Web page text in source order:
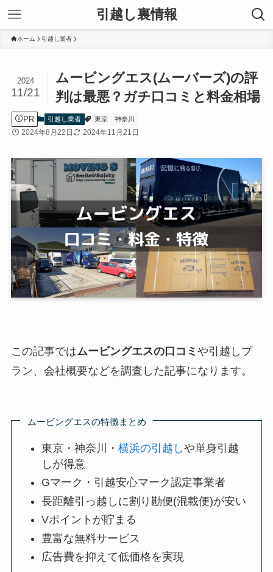
引越し裏情報
ホーム 引越し業者
ムービングエス(ムーバーズ)の評
判は最悪？ガチ口コミと料金相場
2024
11/21
PR 引越し業者 東京 神奈川
2024年8月22日 2024年11月21日
この記事ではムービングエスの口コミ や引越しプ
ラン、会社概要などを調査した記事になります。
ムービングエスの特徴まとめ
東京・神奈川・横浜の引越しや単身引越
しが得意
Gマーク・引越安心マーク認定事業者
長距離引っ越しに割り勘便(混載便)が安い
Vポイントが貯まる
豊富な無料サービス
広告費を抑えて低価格を実現